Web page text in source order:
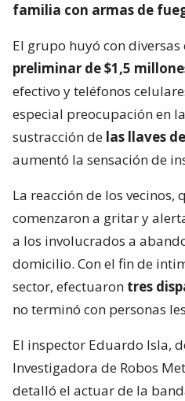
familia con armas de
El grupo huyó con diversas
preliminar de $1,5
efectivo y teléfonos
especial preocupación en
sustracción de las llaves
aumentó la sensación de
La reacción de los vecinos,
comenzaron a gritar y
a los involucrados a
domicilio. Con el fin de
sector, efectuaron tres
no terminó con personas
El inspector Eduardo Isla,
Investigadora de Robos
detalló el actuar de la